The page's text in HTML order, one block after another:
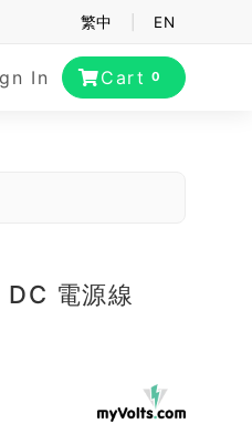
繁中 EN
In Cart 0
電源線